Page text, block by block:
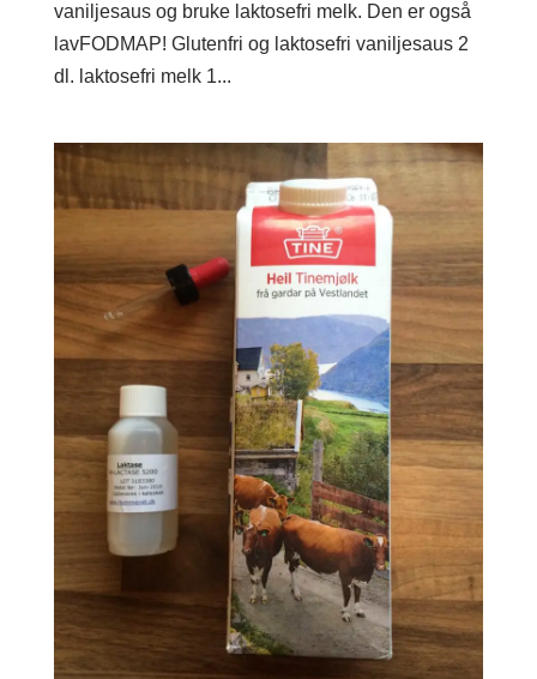
vaniljesaus og bruke laktosefri melk. Den er også
lavFODMAP! Glutenfri og laktosefri vaniljesaus 2
dl. laktosefri melk 1...